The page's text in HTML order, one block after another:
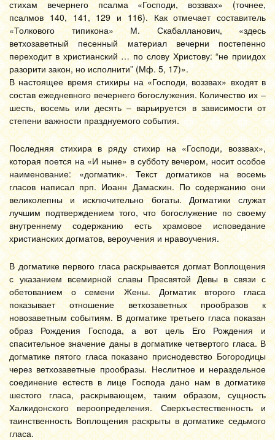
стихам вечернего псалма «Господи, воззвах» (точнее,
псалмов 140, 141, 129 и 116). Как отмечает составитель
«Толкового типикона» М. Скабалланович, «здесь
ветхозаветный песенный материал вечерни постепенно
переходит в христианский … по слову Христову: “не приидох
разорити закон, но исполнити” (Мф. 5, 17)».
В настоящее время стихиры на «Господи, воззвах» входят в
состав ежедневного вечернего богослужения. Количество их –
шесть, восемь или десять – варьируется в зависимости от
степени важности празднуемого события.
Последняя стихира в ряду стихир на «Господи, воззвах»,
которая поется на «И ныне» в субботу вечером, носит особое
наименование: «догматик». Текст догматиков на восемь
гласов написал прп. Иоанн Дамаскин. По содержанию они
великолепны и исключительно богаты. Догматики служат
лучшим подтверждением того, что богослужение по своему
внутреннему содержанию есть храмовое исповедание
христианских догматов, вероучения и нравоучения.
В догматике первого гласа раскрывается догмат Воплощения
с указанием всемирной славы Пресвятой Девы в связи с
обетованием о семени Жены. Догматик второго гласа
показывает отношение ветхозаветных прообразов к
новозаветным событиям. В догматике третьего гласа показан
образ Рождения Господа, а вот цель Его Рождения и
спасительное значение даны в догматике четвертого гласа. В
догматике пятого гласа показано приснодевство Богородицы
через ветхозаветные прообразы. Неслитное и нераздельное
соединение естеств в лице Господа дано нам в догматике
шестого гласа, раскрывающем, таким образом, сущность
Халкидонского вероопределения. Сверхъестественность и
таинственность Воплощения раскрыты в догматике седьмого
гласа.